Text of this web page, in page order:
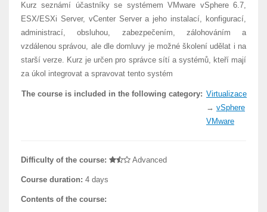
Kurz seznámí účastníky se systémem VMware vSphere 6.7,
ESX/ESXi Server, vCenter Server a jeho instalací, konfigurací,
administrací, obsluhou, zabezpečením, zálohováním a
vzdálenou správou, ale dle domluvy je možné školení udělat i na
starší verze. Kurz je určen pro správce sítí a systémů, kteří mají
za úkol integrovat a spravovat tento systém
The course is included in the following category: Virtualizace
→ vSphere
VMware
Difficulty of the course: Advanced
Course duration: 4 days
Contents of the course: